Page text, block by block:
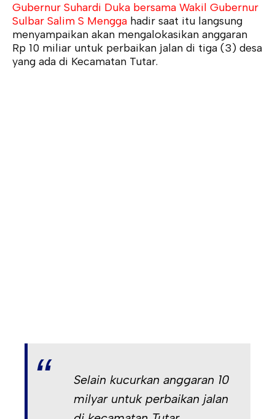
Gubernur Suhardi Duka bersama Wakil Gubernur
Sulbar Salim S Mengga hadir saat itu langsung
menyampaikan akan mengalokasikan anggaran
Rp 10 miliar untuk perbaikan jalan di tiga (3) desa
yang ada di Kecamatan Tutar.
Selain kucurkan anggaran 10
milyar untuk perbaikan jalan